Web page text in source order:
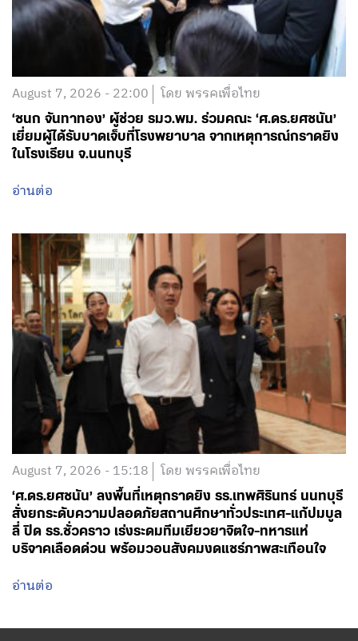
August 7, 2026 - 22:00 โดย พรรคเพื่อไทย
‘ชนก จันทาทอง’ ผู้ช่วย รมว.พม. ร่วมคณะ ‘ศ.ดร.ยศชนัน’
เยี่ยมผู้ได้รับบาดเจ็บที่โรงพยาบาล จากเหตุการณ์กราดยิง
ในโรงเรียน จ.นนทบุรี
อ่านต่อ
August 7, 2026 - 15:18 โดย พรรคเพื่อไทย
‘ศ.ดร.ยศชนัน’ ลงพื้นที่เหตุกราดยิง รร.เทพศิรินทร์ นนทบุรี
สั่งยกระดับความปลอดภัยสถานศึกษาทั่วประเทศ-แก้ปมบูล
ลี่ ปิด รร.ชั่วคราว เร่งระดมทีมเยียวยาจิตใจ-ทหารแห่
บริจาคเลือดด่วน พร้อมวอนสังคมงดแชร์ภาพสะเทือนใจ
อ่านต่อ